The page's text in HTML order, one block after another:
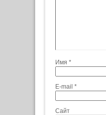
Имя *
E-mail *
Сайт